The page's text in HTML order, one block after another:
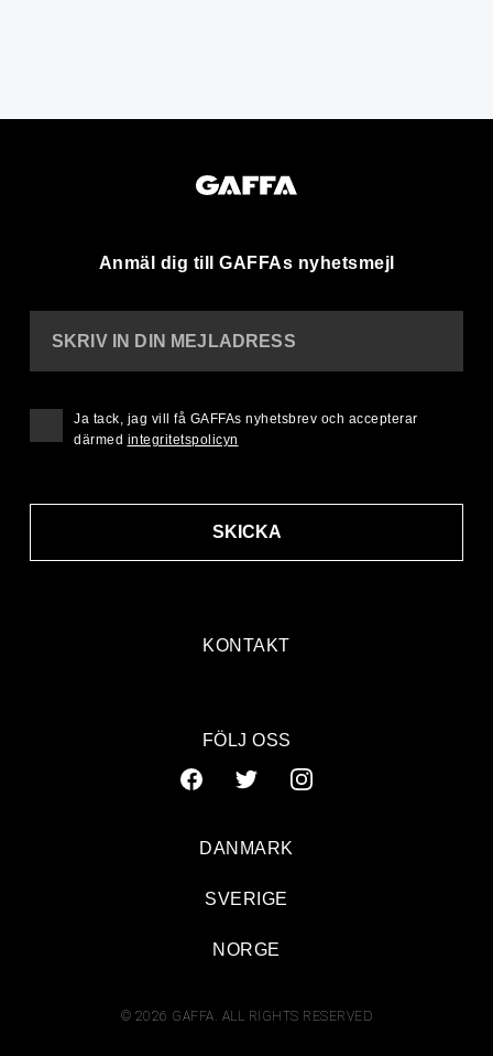
Anmäl dig till GAFFAs nyhetsmejl
KONTAKT
SKRIV IN DIN MEJLADRESS
SKICKA
Ja tack, jag vill få GAFFAs nyhetsbrev och accepterar
därmed integritetspolicyn
FÖLJ OSS
© 2026 GAFFA. ALL RIGHTS RESERVED
DANMARK
SVERIGE
NORGE